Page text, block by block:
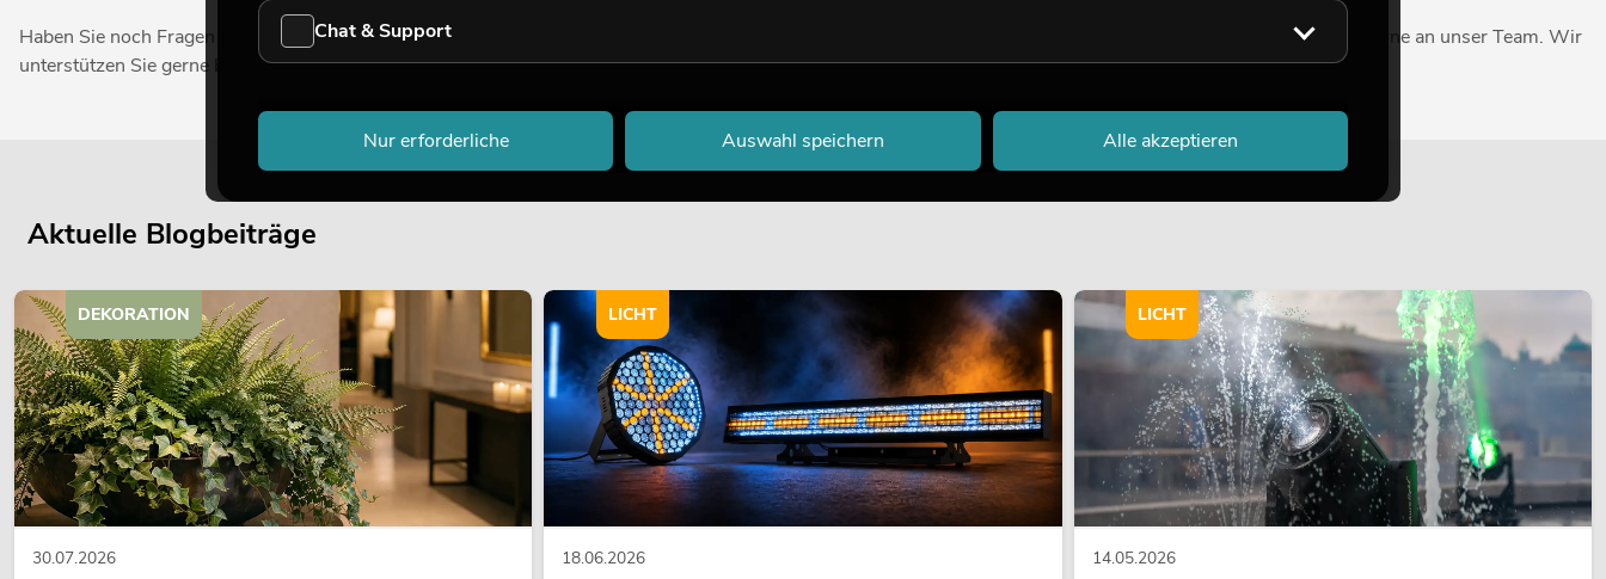
Haben Sie noch Fragen zu unseren USB-/SD-Card-Playern, anderen Controllern aus unserem Sortiment oder deren technischen Daten? Dann wenden Sie sich gerne an unser Team. Wir
unterstützen Sie gerne bei der Auswahl des passenden Controllers für Ihre Eventlocation.
Aktuelle Blogbeiträge
30.07.2026
DEKORATION
18.06.2026
LICHT
14.05.2026
LICHT
Chat & Support
Nur erforderliche Auswahl speichern Alle akzeptieren